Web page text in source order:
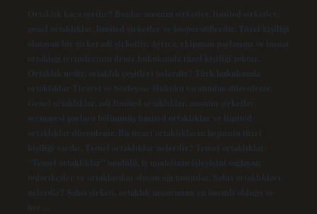
Ortaklık kaça ayrılır? Bunlar anonim şirketler, limited şirketler,
genel ortaklıklar, limited şirketler ve kooperatiflerdir. Tüzel kişiliği
olmayan bir şirket adi şirkettir. Ayrıca, ekipman paylaşımı ve inşaat
ortaklığı terimlerinin deniz hukukunda tüzel kişiliği yoktur.
Ortaklık nedir, ortaklık çeşitleri nelerdir? Türk hukukunda
ortaklıklar Ticaret ve Sözleşme Hukuku tarafından düzenlenir.
Genel ortaklıklar, adi limited ortaklıklar, anonim şirketler,
sermayesi paylara bölünmüş limited ortaklıklar ve limited
ortaklıklar düzenlenir. Bu ticari ortaklıkların hepsinin tüzel
kişiliği vardır. Temel ortaklıklar nelerdir? Temel ortaklıklar:
“Temel ortaklıklar” modülü, iş modelinin işleyişini sağlayan
tedarikçiler ve ortaklardan oluşan ağı tanımlar. Şahıs ortaklıkları
nelerdir? Şahıs şirketi, ortaklık unsurunun en önemli olduğu ve
her…